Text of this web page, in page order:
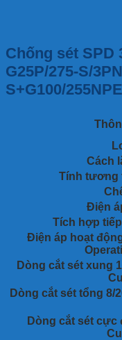
Chống sét SPD
G25P/275-S/
S+G100/255NPE
Cách
Tính tương
Điện
Tích hợp
Điện áp hoạt
Dòng cắt sét xung
Dòng cắt sét tổng 8/
Dòng cắt sét cực